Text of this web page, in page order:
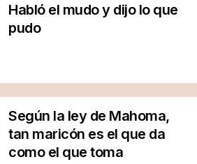
Habló el mudo y dijo lo que
pudo
Según la ley de Mahoma,
tan maricón es el que da
como el que toma